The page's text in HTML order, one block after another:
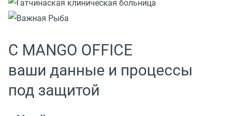
С MANGO OFFICE
ваши данные и процессы
под защитой